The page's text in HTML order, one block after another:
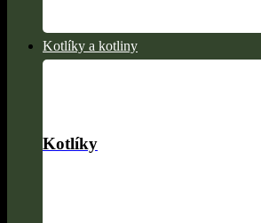
Kotlíky a kotliny
Kotlíky